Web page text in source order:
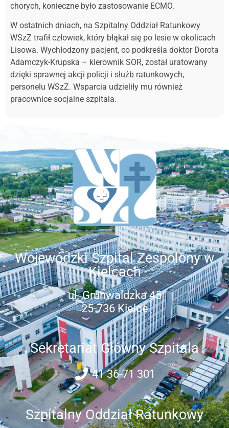
chorych, konieczne było zastosowanie ECMO.
W ostatnich dniach, na Szpitalny Oddział Ratunkowy
WSzZ trafił człowiek, który błąkał się po lesie w okolicach
Lisowa. Wychłodzony pacjent, co podkreśla doktor Dorota
Adamczyk-Krupska – kierownik SOR, został uratowany
dzięki sprawnej akcji policji i służb ratunkowych,
personelu WSzZ. Wsparcia udzieliły mu również
pracownice socjalne szpitala.
Wojewódzki Szpital Zespolony w
Kielcach
ul. Grunwaldzka 45
25-736 Kielce
Sekretariat Główny Szpitala
41 36-71 301
Szpitalny Oddział Ratunkowy